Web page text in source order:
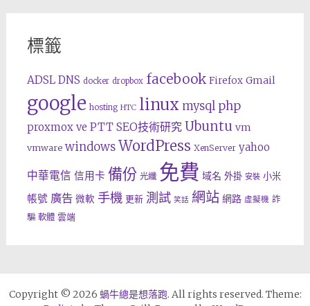
標籤
ADSL DNS docker dropbox facebook Firefox Gmail
google hosting HTC linux mysql php
proxmox ve PTT SEO技術研究 Ubuntu vm
vmware windows WordPress XenServer yahoo
中華電信 信用卡 備份 光纖 免費 域名 外掛 安裝 小米
帳號 廣告 微軟 手機 更新 測試 笑話 網站 網路 虛擬機 詐
騙 軟體 雲端
Copyright © 2026 蝸牛總是想落跑. All rights reserved. Theme: